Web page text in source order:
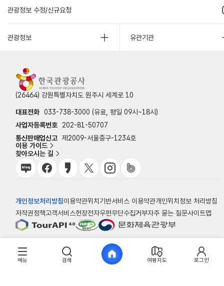
관광정보 수정/신규요청
관광정보 유관기관
(26464) 강원특별자치도 원주시 세계로 10
대표전화 033-738-3000 (유료, 평일 09시~18시)
사업자등록번호
202-81-50707
통신판매업신고 제2009-서울중구-1234호
이용 가이드
찾아오시는 길
개인정보처리방침이용약관위치기반서비스 이용약관개인위치정보 처리방침
저작권정책고객서비스헌장전자우편무단수집거부자주 묻는 질문사이트맵
© 한국관광공사
메뉴 검색 여행지도 로그인